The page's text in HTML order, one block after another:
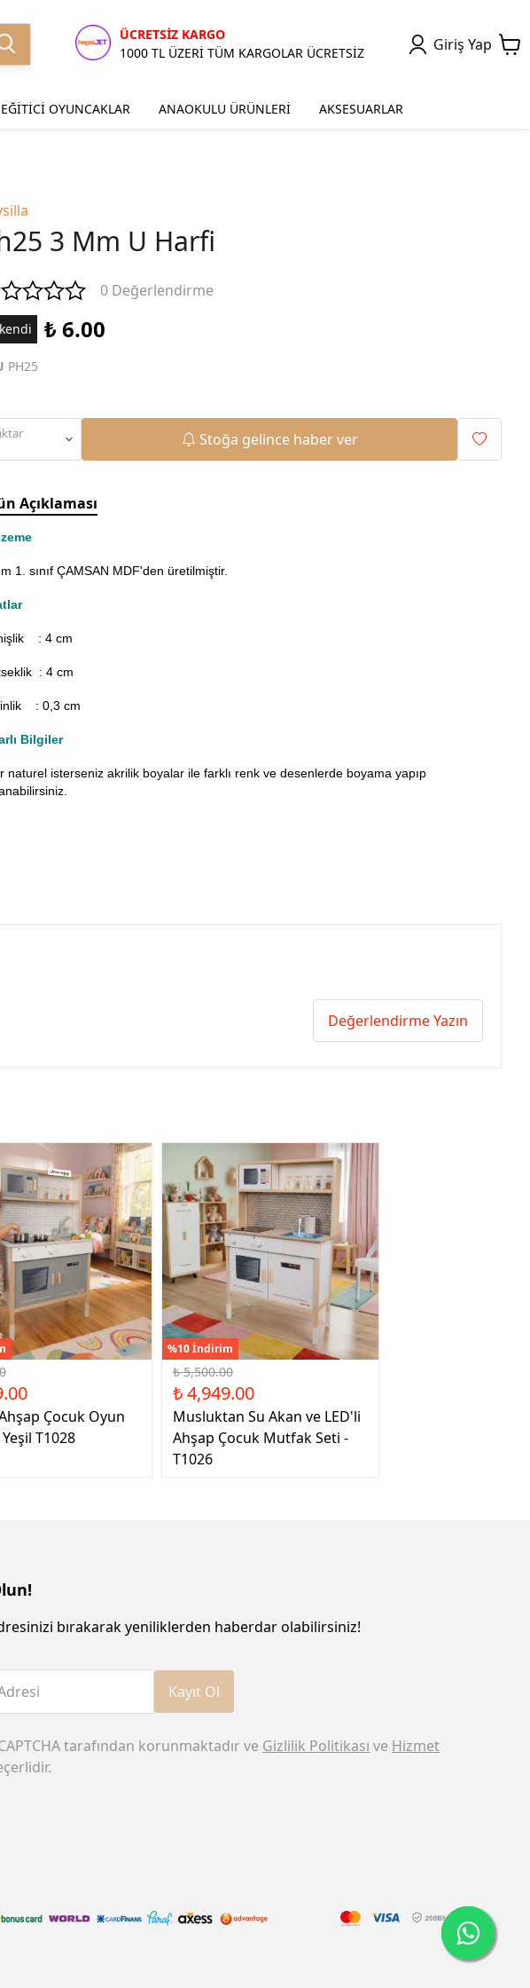
ÜCRETSİZ KARGO
1000 TL ÜZERİ TÜM KARGOLAR ÜCRETSİZ
Giriş Yap
EĞİTİCİ OYUNCAKLAR ANAOKULU ÜRÜNLERİ AKSESUARLAR
3 Mm U Harfi
0 Değerlendirme
₺ 6.00
PH25
Stoğa gelince haber ver
Açıklaması
1. sınıf ÇAMSAN MDF'den üretilmiştir.
: 4cm
: 4 cm
: 0,3 cm
Bilgiler
naturel isterseniz akrilik boyalar ile farklı renk ve desenlerde boyama yapıp
Değerlendirme Yazın
Çocuk Oyun
T1028
%10 İndirim
₺ 5,500.00
₺ 4,949.00
Musluktan Su Akan ve LED'li
Ahşap Çocuk Mutfak Seti -
T1026
bırakarak yeniliklerden haberdar olabilirsiniz!
Kayıt Ol
tarafından korunmaktadır ve Gizlilik Politikası ve Hizmet